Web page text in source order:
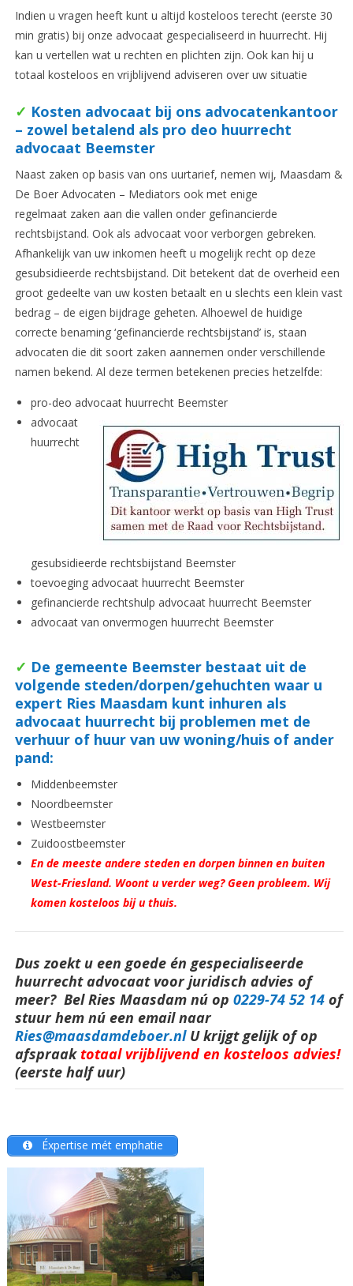
Indien u vragen heeft kunt u altijd kosteloos terecht (eerste 30
min gratis) bij onze advocaat gespecialiseerd in huurrecht. Hij
kan u vertellen wat u rechten en plichten zijn. Ook kan hij u
totaal kosteloos en vrijblijvend adviseren over uw situatie
✓ Kosten advocaat bij ons advocatenkantoor
– zowel betalend als pro deo huurrecht
advocaat Beemster
Naast zaken op basis van ons uurtarief, nemen wij, Maasdam &
De Boer Advocaten – Mediators ook met enige
regelmaat zaken aan die vallen onder gefinancierde
rechtsbijstand. Ook als advocaat voor verborgen gebreken.
Afhankelijk van uw inkomen heeft u mogelijk recht op deze
gesubsidieerde rechtsbijstand. Dit betekent dat de overheid een
groot gedeelte van uw kosten betaalt en u slechts een klein vast
bedrag – de eigen bijdrage geheten. Alhoewel de huidige
correcte benaming ‘gefinancierde rechtsbijstand’ is, staan
advocaten die dit soort zaken aannemen onder verschillende
namen bekend. Al deze termen betekenen precies hetzelfde:
pro-deo advocaat huurrecht Beemster
advocaat
huurrecht
gesubsidieerde rechtsbijstand Beemster
toevoeging advocaat huurrecht Beemster
gefinancierde rechtshulp advocaat huurrecht Beemster
advocaat van onvermogen huurrecht Beemster
✓ De gemeente Beemster bestaat uit de
volgende steden/dorpen/gehuchten waar u
expert Ries Maasdam kunt inhuren als
advocaat huurrecht bij problemen met de
verhuur of huur van uw woning/huis of ander
pand:
Middenbeemster
Noordbeemster
Westbeemster
Zuidoostbeemster
En de meeste andere steden en dorpen binnen en buiten
West-Friesland. Woont u verder weg? Geen probleem. Wij
komen kosteloos bij u thuis.
Dus zoekt u een goede én gespecialiseerde
huurrecht advocaat voor juridisch advies of
meer? Bel Ries Maasdam nú op 0229-74 52 14 of
stuur hem nú een email naar
Ries@maasdamdeboer.nl U krijgt gelijk of op
afspraak totaal vrijblijvend en kosteloos advies!
(eerste half uur)
Éxpertise mét emphatie